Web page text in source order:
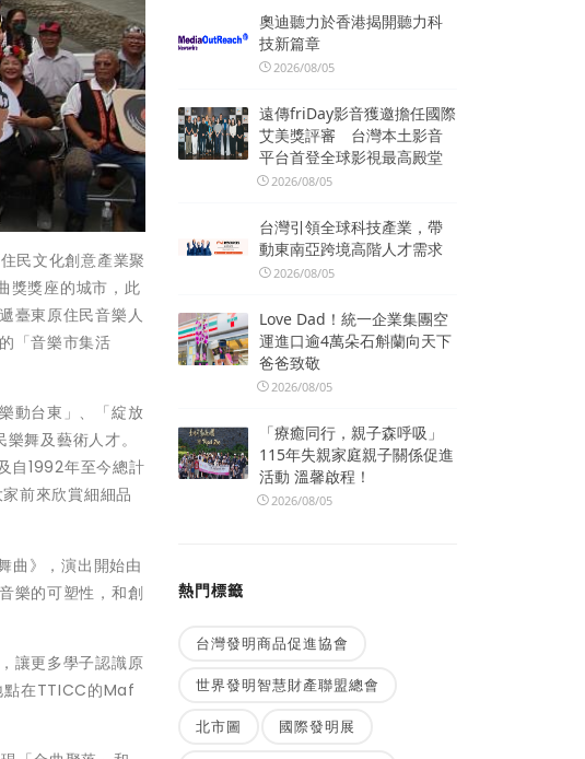
民文化創意產業聚
獎獎座的城市，此
臺東原住民音樂人
「音樂市集活
動台東」、「綻放
舞及藝術人才。
自1992年至今總計
前來欣賞細細品
曲》，演出開始由
樂的可塑性，和創
讓更多學子認識原
點在TTICC的Maf
奧迪聽力於香港揭開聽力科
技新篇章
2026/08/05
遠傳friDay影音獲邀擔任國際
艾美獎評審 台灣本土影音
平台首登全球影視最高殿堂
2026/08/05
台灣引領全球科技產業，帶
動東南亞跨境高階人才需求
2026/08/05
Love Dad！統一企業集團空
運進口逾4萬朵石斛蘭向天下
爸爸致敬
2026/08/05
「療癒同行，親子森呼吸」
115年失親家庭親子關係促進
活動 溫馨啟程！
2026/08/05
熱門標籤
台灣發明商品促進協會
世界發明智慧財產聯盟總會
北市圖 國際發明展